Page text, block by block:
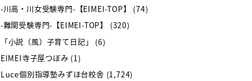
-川高・川女受験専門-【EIMEI-TOP】
(74)
-難関受験専門-【EIMEI-TOP】
(320)
「小説（風）子育て日記」
(6)
EIMEI寺子屋つぼみ (1)
Luce個別指導塾みずほ台校舎 (1,724)